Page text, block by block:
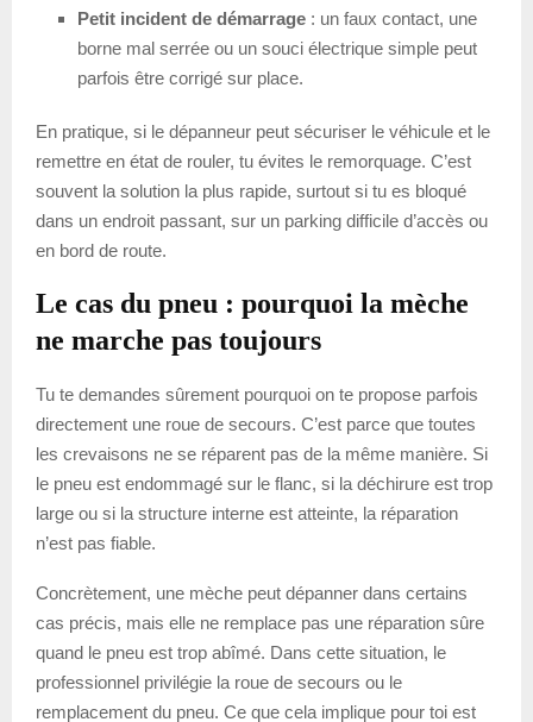
Petit incident de démarrage : un faux contact, une
borne mal serrée ou un souci électrique simple peut
parfois être corrigé sur place.
En pratique, si le dépanneur peut sécuriser le véhicule et le
remettre en état de rouler, tu évites le remorquage. C’est
souvent la solution la plus rapide, surtout si tu es bloqué
dans un endroit passant, sur un parking difficile d’accès ou
en bord de route.
Le cas du pneu : pourquoi la mèche
ne marche pas toujours
Tu te demandes sûrement pourquoi on te propose parfois
directement une roue de secours. C’est parce que toutes
les crevaisons ne se réparent pas de la même manière. Si
le pneu est endommagé sur le flanc, si la déchirure est trop
large ou si la structure interne est atteinte, la réparation
n’est pas fiable.
Concrètement, une mèche peut dépanner dans certains
cas précis, mais elle ne remplace pas une réparation sûre
quand le pneu est trop abîmé. Dans cette situation, le
professionnel privilégie la roue de secours ou le
remplacement du pneu. Ce que cela implique pour toi est